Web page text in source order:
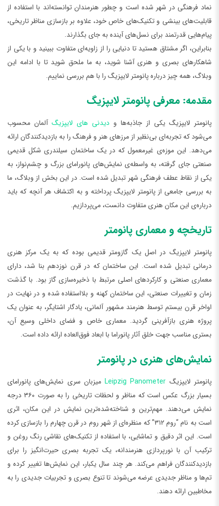
نماد فرهنگی در شهر شده است و چطور هنرمندان توانسته‌اند با استفاده از
قابلیت‌های بینشی و تکنیک‌های خاص خود، علاوه بر بازسازی مناظر تاریخی،
پیام‌هایی قدرتمند برای نسل‌های آینده به جای بگذارند.
بنابراین، اگر مشتاق هستید تا دنیایی را از زاویه‌ای متفاوت ببینید و با یکی از
شاهکارهای بصری و هنری آشنا شوید، به ما ملحق شوید تا با ادامه این
وبلاگ، همه چیز درباره پانومتر لایپزیگ را با هم بررسی نماییم.
مقدمه: معرفی پانومتر لایپزیگ
پانومتر لایپزیگ یکی از جاذبه‌ها و دیدنی های لایپزیگ آلمان محسوب
می‌شود که تجربه‌ای بی‌نظیر از مرزهای هنر و فرهنگ را به بازدیدکنندگان ارائه
می‌دهد. این موزه‌ی غیرمعمول که در یک ساختمان سیلندری شکل قدیمی
صنعتی جای گرفته، به واسطه‌ی نمایش‌های پانورامای بزرگ و چشم‌نواز، به
یکی از نقاط عطف فرهنگی شهر تبدیل شده است. در این بخش از وبلاگ، ما
به بررسی جامعی از پانومتر لایپزیگ پرداخته و به اکتشاف هر آنچه که باید
درباره‌ی این مکان هنری متفاوت دانست، می‌پردازیم.
تاریخچه و معماری پانومتر
پانومتر لایپزیگ در اصل یک گازومتر قدیمی بوده که به یک مرکز هنری
درمانی تبدیل شده است. این ساختمان که در قرن نوزدهم بنا شد، دارای
معماری صنعتی و کارکردهای اصلی مرتبط با ذخیره‌سازی گاز بود. با گذشت
زمان و تغییرات صنعتی، این ساختمان کهنه و بلااستفاده شده و در نهایت در
اواخر قرن بیستم توسط هنرمند مشهور آلمانی، یادگار اشتایگر، به عنوان یک
پروژه هنری بازآفرینی گردید. معماری خاص و فضای داخلی وسیع آن،
بستری مناسب جهت خلق آثار پانوراما با ابعاد فوق‌العاده ارائه داده است.
نمایش‌های هنری در پانومتر
پانومتر لایپزیگ Leipzig Panometerمیزبان سری نمایش‌های پانورامای
بسیار بزرگ عکس است که مناظر و لحظات تاریخی را به صورت ۳۶۰ درجه
نمایش می‌دهند. مهم‌ترین و شناخته‌شده‌ترین نمایش در این مکان، اثری
است به نام “روم ۳۱۲” که منظره‌ای از شهر روم در قرن چهارم را بازسازی کرده
است. این اثر دقیق و تماشایی، با استفاده از تکنیک‌های نقاشی رنگ روغن و
ترکیب آن با نورپردازی هنرمندانه، یک تجربه بصری حیرت‌انگیز را برای
بازدیدکنندگان فراهم می‌کند. هر چند سال یکبار، این نمایش‌ها تغییر کرده و
تم‌ها و مناظر جدیدی عرضه می‌شوند تا تنوع بصری و تجربیات جدیدی را به
مخاطبین ارائه دهند.